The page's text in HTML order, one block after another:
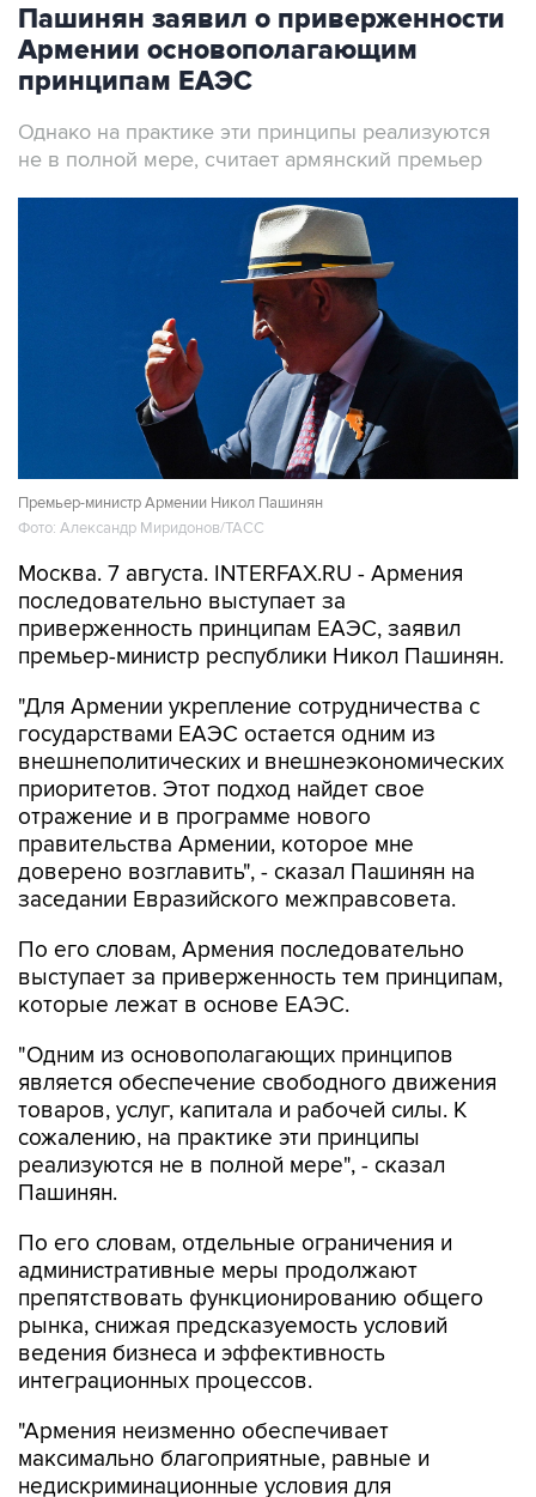
Пашинян заявил о приверженности
Армении основополагающим
принципам ЕАЭС
Однако на практике эти принципы реализуются
не в полной мере, считает армянский премьер
Премьер-министр Армении Никол Пашинян
Фото: Александр Миридонов/ТАСС
Москва. 7 августа. INTERFAX.RU - Армения
последовательно выступает за
приверженность принципам ЕАЭС, заявил
премьер-министр республики Никол Пашинян.
"Для Армении укрепление сотрудничества с
государствами ЕАЭС остается одним из
внешнеполитических и внешнеэкономических
приоритетов. Этот подход найдет свое
отражение и в программе нового
правительства Армении, которое мне
доверено возглавить", - сказал Пашинян на
заседании Евразийского межправсовета.
По его словам, Армения последовательно
выступает за приверженность тем принципам,
которые лежат в основе ЕАЭС.
"Одним из основополагающих принципов
является обеспечение свободного движения
товаров, услуг, капитала и рабочей силы. К
сожалению, на практике эти принципы
реализуются не в полной мере", - сказал
Пашинян.
По его словам, отдельные ограничения и
административные меры продолжают
препятствовать функционированию общего
рынка, снижая предсказуемость условий
ведения бизнеса и эффективность
интеграционных процессов.
"Армения неизменно обеспечивает
максимально благоприятные, равные и
недискриминационные условия для